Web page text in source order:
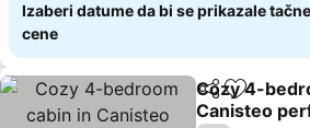
Izaberi datume da bi se prikazale tačne
cene
Deli Dodati
Cozy 4-
Canisteo